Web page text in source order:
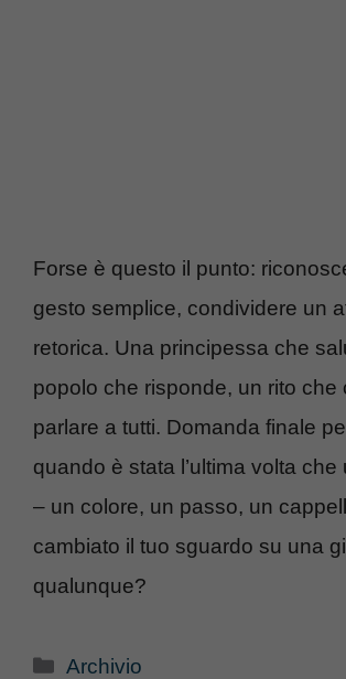
Forse è questo il punto:
gesto semplice, condividere un
retorica. Una principessa che
popolo che risponde, un rito che
parlare a tutti. Domanda finale
quando è stata l’ultima volta che
– un colore, un passo, un
cambiato il tuo sguardo su una
qualunque?
Categorie
Archivio